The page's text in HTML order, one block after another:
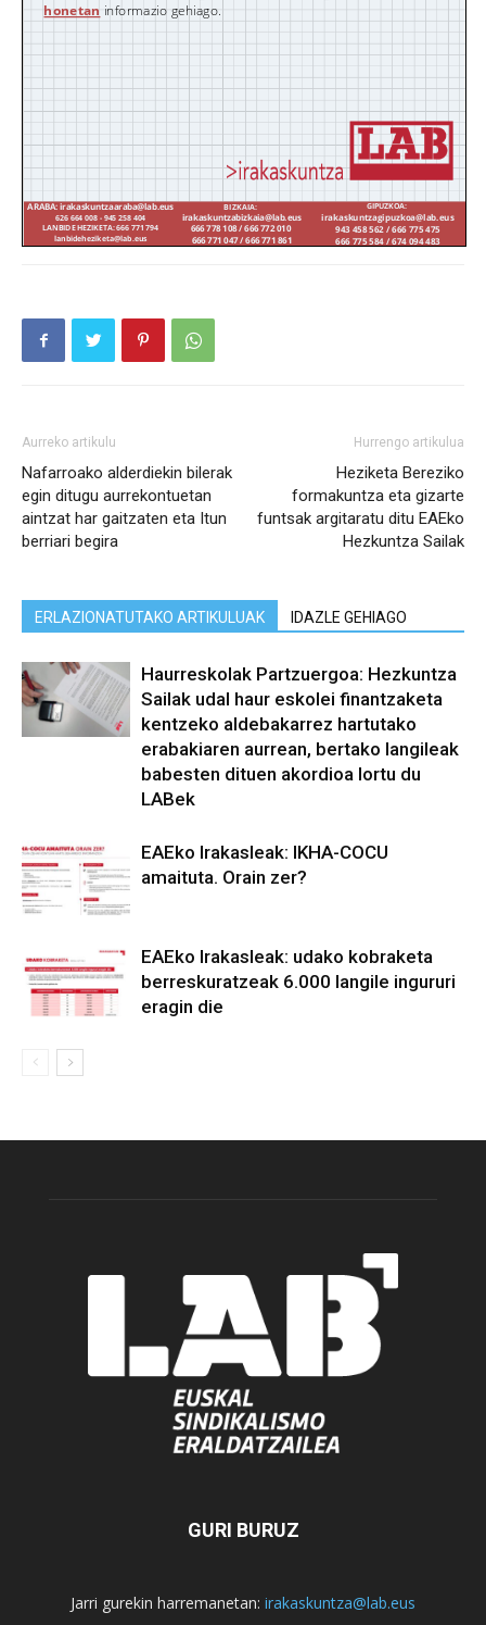
Aurreko artikulu
Nafarroako alderdiekin bilerak
egin ditugu aurrekontuetan
aintzat har gaitzaten eta Itun
berriari begira
Hurrengo artikulua
Heziketa Bereziko
formakuntza eta gizarte
funtsak argitaratu ditu EAEko
Hezkuntza Sailak
ERLAZIONATUTAKO ARTIKULUAK IDAZLE GEHIAGO
Haurreskolak Partzuergoa: Hezkuntza
Sailak udal haur eskolei finantzaketa
kentzeko aldebakarrez hartutako
erabakiaren aurrean, bertako langileak
babesten dituen akordioa lortu du
LABek
EAEko Irakasleak: IKHA-COCU
amaituta. Orain zer?
EAEko Irakasleak: udako kobraketa
berreskuratzeak 6.000 langile ingururi
eragin die
GURI BURUZ
Jarri gurekin harremanetan: irakaskuntza@lab.eus